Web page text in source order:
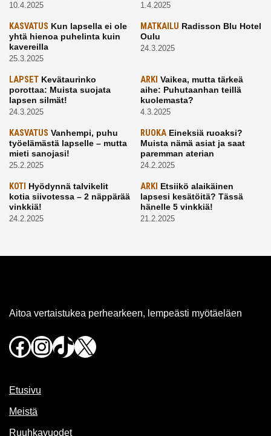
10.4.2025 1.4.2025
KASVATUS Kun lapsella ei ole
yhtä hienoa puhelinta kuin
kavereilla
25.3.2025
MATKAILU Radisson Blu Hotel
Oulu
24.3.2025
LAPSET Kevätaurinko
porottaa: Muista suojata
lapsen silmät!
24.3.2025
ARKI Vaikea, mutta tärkeä
aihe: Puhutaanhan teillä
kuolemasta?
4.3.2025
KASVATUS Vanhempi, puhu
työelämästä lapselle – mutta
mieti sanojasi!
25.2.2025
RUOKAEineksiä ruoaksi?
Muista nämä asiat ja saat
paremman aterian
24.2.2025
KOTI Hyödynnä talvikelit
kotia siivotessa – 2 näppärää
vinkkiä!
24.2.2025
ARKI Etsiikö alaikäinen
lapsesi kesätöitä? Tässä
hänelle 5 vinkkiä!
21.2.2025
Aitoa vertaistukea perhearkeen, lempeästi myötäeläen
Facebook
Instagram
TikTok
X
Etusivu
Meistä
Ruuhkavuodet